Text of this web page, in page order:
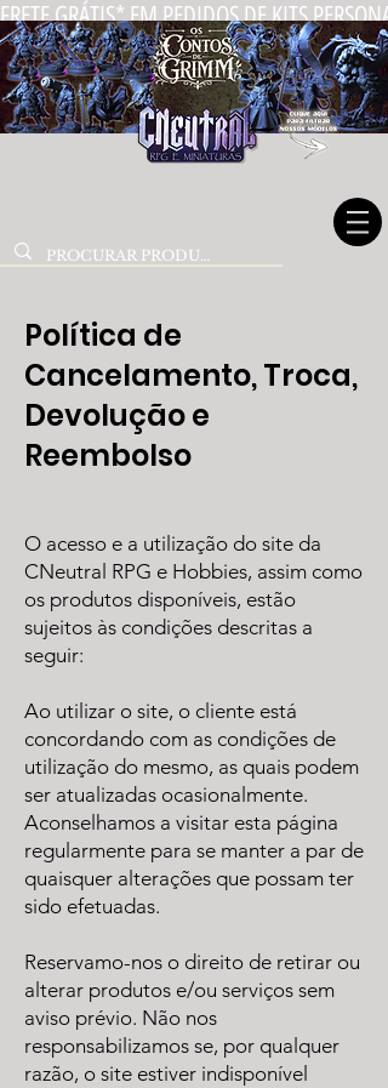
FRETE GRÁTIS* EM PEDIDOS DE KITS
Política de
Cancelamento, Troca,
Devolução e
Reembolso
​O acesso e a utilização do site da
CNeutral RPG e Hobbies, assim como
os produtos disponíveis, estão
sujeitos às condições descritas a
seguir:
Ao utilizar o site, o cliente está
concordando com as condições de
utilização do mesmo, as quais podem
ser atualizadas ocasionalmente.
Aconselhamos a visitar esta página
regularmente para se manter a par de
quaisquer alterações que possam ter
sido efetuadas.
Reservamo-nos o direito de retirar ou
alterar produtos e/ou serviços sem
aviso prévio. Não nos
responsabilizamos se, por qualquer
razão, o site estiver indisponível